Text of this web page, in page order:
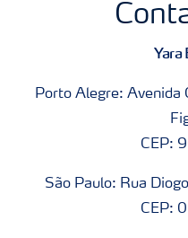
Yara
Porto Alegre: Avenida
CEP:
São Paulo: Rua
CEP: